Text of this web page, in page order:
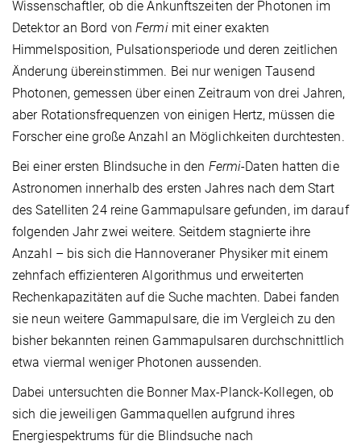
Wissenschaftler, ob die Ankunftszeiten der Photonen im
Detektor an Bord vonFermimit einer exakten
Himmelsposition, Pulsationsperiode und deren zeitlichen
Änderung übereinstimmen. Bei nur wenigen Tausend
Photonen, gemessen über einen Zeitraum von drei Jahren,
aber Rotationsfrequenzen von einigen Hertz, müssen die
Forscher eine große Anzahl an Möglichkeiten durchtesten.
Bei einer ersten Blindsuche in den Fermi-Daten hatten die
Astronomen innerhalb des ersten Jahres nach dem Start
des Satelliten 24 reine Gammapulsare gefunden, im darauf
folgenden Jahr zwei weitere. Seitdem stagnierte ihre
Anzahl – bis sich die Hannoveraner Physiker mit einem
zehnfach effizienteren Algorithmus und erweiterten
Rechenkapazitäten auf die Suche machten. Dabei fanden
sie neun weitere Gammapulsare, die im Vergleich zu den
bisher bekannten reinen Gammapulsaren durchschnittlich
etwa viermal weniger Photonen aussenden.
Dabei untersuchten die Bonner Max-Planck-Kollegen, ob
sich die jeweiligen Gammaquellen aufgrund ihres
Energiespektrums für die Blindsuche nach